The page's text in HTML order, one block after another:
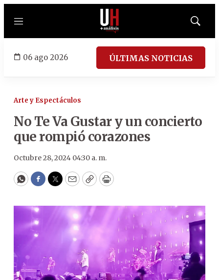
Menú
Mostrar
06 ago 2026 ÚLTIMAS NOTICIAS
Arte y Espectáculos
No Te Va Gustar y un concierto
que rompió corazones
Octubre 28, 2024 04:30 a. m.
WhatsApp
Facebook
Twitter
EmailCopyPrint